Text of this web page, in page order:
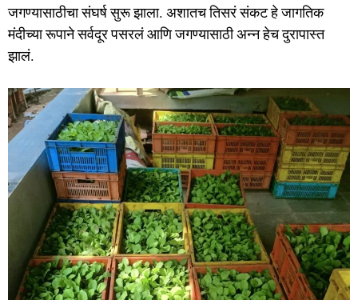
जगण्यासाठीचा संघर्ष सुरू झाला. अशातच तिसरं संकट हे जागतिक
मंदीच्या रूपाने सर्वदूर पसरलं आणि जगण्यासाठी अन्न हेच दुरापास्त
झालं.